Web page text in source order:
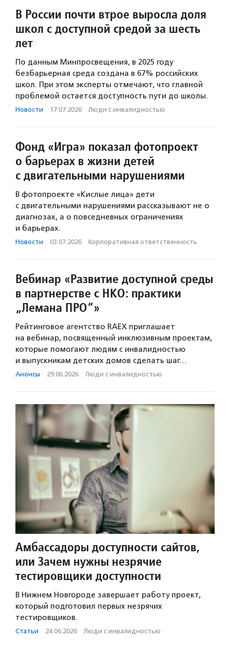
В России почти втрое выросла доля
школ с доступной средой за шесть
лет
По данным Минпросвещения, в 2025 году
безбарьерная среда создана в 67% российских
школ. При этом эксперты отмечают, что главной
проблемой остается доступность пути до школы.
Новости · 17.07.2026 · Люди с инвалидностью
Фонд «Игра» показал фотопроект
о барьерах в жизни детей
с двигательными нарушениями
В фотопроекте «Кислые лица» дети
с двигательными нарушениями рассказывают не о
диагнозах, а о повседневных ограничениях
и барьерах.
Новости · 03.07.2026 · Корпоративная ответственность
Вебинар «Развитие доступной среды
в партнерстве с НКО: практики
„Лемана ПРО“»
Рейтинговое агентство RAEX приглашает
на вебинар, посвященный инклюзивным проектам,
которые помогают людям с инвалидностью
и выпускникам детских домов сделать шаг…
Анонсы · 29.06.2026 · Люди с инвалидностью
Амбассадоры доступности сайтов,
или Зачем нужны незрячие
тестировщики доступности
В Нижнем Новгороде завершает работу проект,
который подготовил первых незрячих
тестировщиков.
Статьи · 24.06.2026 · Люди с инвалидностью